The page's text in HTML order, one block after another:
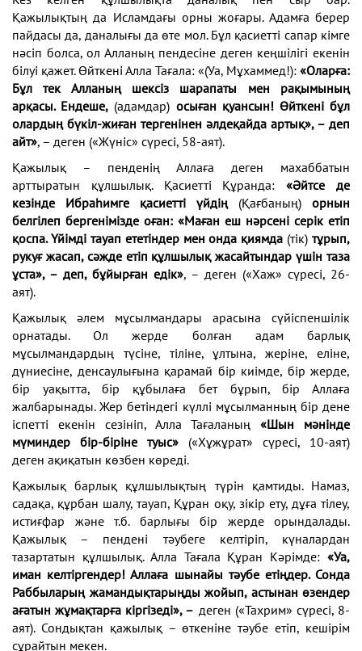
Қажылықтың да Исламдағы орны жоғары. Адамға берер
пайдасы да, даналығы да өте мол. Бұл қасиетті сапар кімге
нәсіп болса, ол Алланың пендесіне деген кеңшілігі екенін
білуі қажет. Өйткені Алла Тағала: «(Уа, Мұхаммед!): «Оларға:
Бұл тек Алланың шексіз шарапаты мен рақымының
арқасы. Ендеше, (адамдар) осыған қуансын! Өйткені бұл
олардың бүкіл-жиған тергенінен әлдеқайда артық», – деп
айт», – деген («Жүніс» сүресі, 58-аят).
Қажылық – пенденің Аллаға деген махаббатын
арттыратын құлшылық. Қасиетті Құранда:«Әйтсе де
кезінде Ибраһимге қасиетті үйдің(Қағбаның) орнын
белгілеп бергенімізде оған: «Маған еш нәрсені серік етіп
қоспа. Үйімді тауап ететіндер мен онда қиямда (тік) тұрып,
рукуғ жасап, сәжде етіп құлшылық жасайтындар үшін таза
ұста», – деп, бұйырған едік», – деген («Хаж» сүресі, 26-
аят).
Қажылық әлем мұсылмандары арасына сүйіспеншілік
орнатады. Ол жерде болған адам барлық
мұсылмандардың түсіне, тіліне, ұлтына, жеріне, еліне,
дүниесіне, денсаулығына қарамай бір киімде, бір жерде,
бір уақытта, бір құбылаға бет бұрып, бір Аллаға
жалбарынады. Жер бетіндегі күллі мұсылманның бір дене
іспетті екенін сезініп, Алла Тағаланың«Шын мәнінде
мүминдер бір-біріне туыс» («Хұжұрат» сүресі, 10-аят)
деген ақиқатын көзбен көреді.
Қажылық барлық құлшылықтың түрін қамтиды. Намаз,
садақа, құрбан шалу, тауап, Құран оқу, зікір ету, дұға тілеу,
истиғфар және т.б. барлығы бір жерде орындалады.
Қажылық – пендені тәубеге келтіріп, күналардан
тазартатын құлшылық. Алла Тағала Құран Кәрімде: «Уа,
иман келтіргендер! Аллаға шынайы тәубе етіңдер. Сонда
Раббыларың жамандықтарыңды жойып, астынан өзендер
ағатын жұмақтарға кіргізеді», – деген («Тахрим» сүресі, 8-
аят). Сондықтан қажылық – өткеніне тәубе етіп, кешірім
сұрайтын мекен.